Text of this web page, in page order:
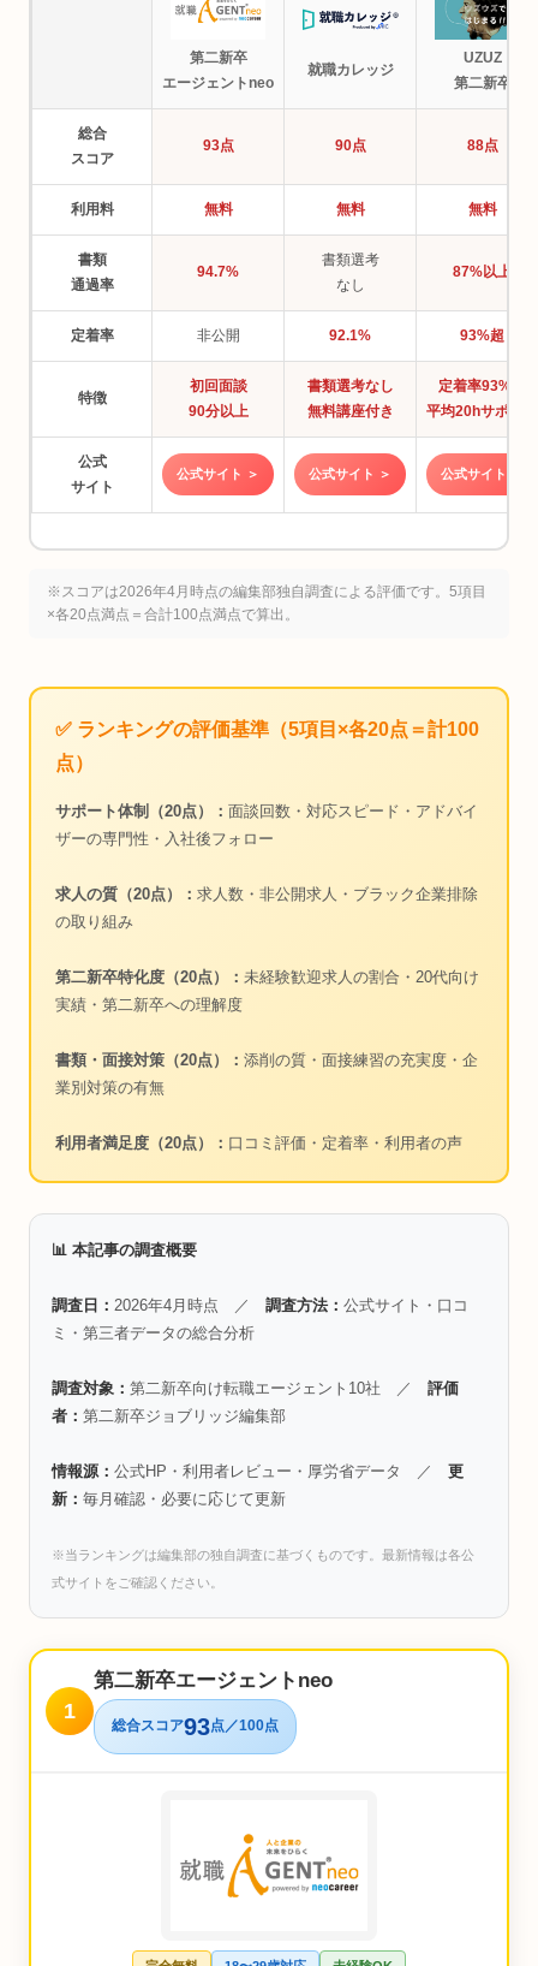
第二新卒
エージェントneo
就職カレッジ
UZUZ
第二新卒
総合
スコア
93点 90点 88点
利用料 無料 無料 無料
書類
通過率
94.7%
書類選考
なし
87%以上
定着率 非公開 92.1% 93%超
特徴
初回面談
90分以上
書類選考なし
無料講座付き
定着率93%超
平均20hサポート
公式
サイト
公式サイト ＞ 公式サイト ＞ 公式サイト ＞
※スコアは2026年4月時点の編集部独自調査による評価です。5項目
×各20点満点＝合計100点満点で算出。
✅ ランキングの評価基準（5項目×各20点＝計100
点）
サポート体制（20点）： 面談回数・対応スピード・アドバイ
ザーの専門性・入社後フォロー
求人の質（20点）： 求人数・非公開求人・ブラック企業排除
の取り組み
第二新卒特化度（20点）： 未経験歓迎求人の割合・20代向け
実績・第二新卒への理解度
書類・面接対策（20点）： 添削の質・面接練習の充実度・企
業別対策の有無
利用者満足度（20点）： 口コミ評価・定着率・利用者の声
📊 本記事の調査概要
調査日： 2026年4月時点 ／ 調査方法： 公式サイト・口コ
ミ・第三者データの総合分析
調査対象： 第二新卒向け転職エージェント10社 ／ 評価
者： 第二新卒ジョブリッジ編集部
情報源： 公式HP・利用者レビュー・厚労省データ ／ 更
新： 毎月確認・必要に応じて更新
※当ランキングは編集部の独自調査に基づくものです。最新情報は各公
式サイトをご確認ください。
1
第二新卒エージェントneo
総合スコア93点／100点